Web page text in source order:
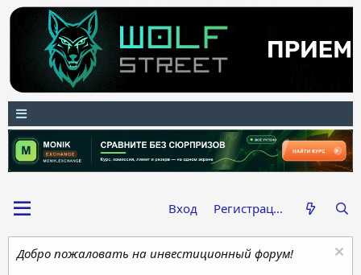
Вход Регистрация
Добро пожаловать на инвестиционный форум!